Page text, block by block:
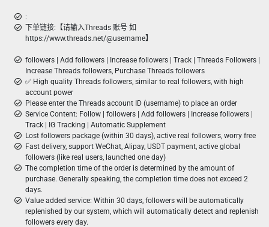
:
下单链接:【请输入Threads 账号 如
https://www.threads.net/@username】
followers | Add followers | Increase followers | Track | Threads Followers |
Increase Threads followers, Purchase Threads followers
✅ High quality Threads followers, similar to real followers, with high
account power
Please enter the Threads account ID (username) to place an order
Service Content: Follow | followers | Add followers | Increase followers |
Track | IG Tracking | Automatic Supplement
Lost followers package (within 30 days), active real followers, worry free
Fast delivery, support WeChat, Alipay, USDT payment, active global
followers (like real users, launched one day)
The completion time of the order is determined by the amount of
purchase. Generally speaking, the completion time does not exceed 2
days.
Value added service: Within 30 days, followers will be automatically
replenished by our system, which will automatically detect and replenish
followers every day.